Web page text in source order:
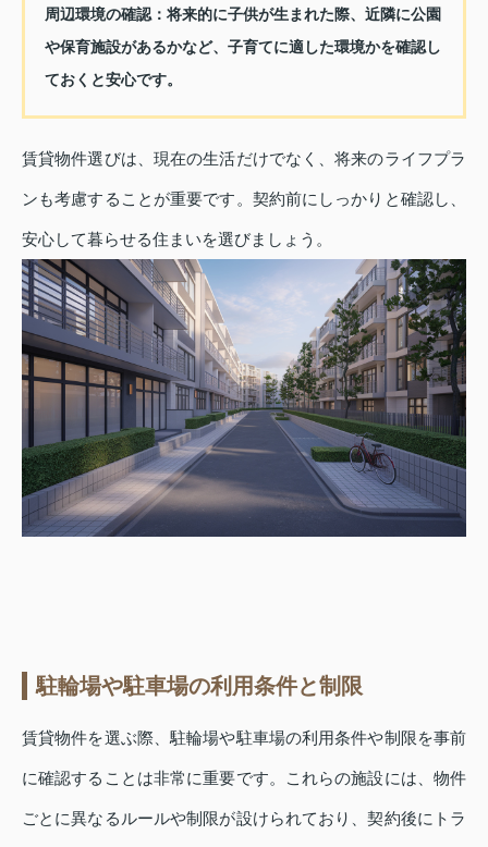
周辺環境の確認： 将来的に子供が生まれた際、近隣に公園
や保育施設があるかなど、子育てに適した環境かを確認し
ておくと安心です。
賃貸物件選びは、現在の生活だけでなく、将来のライフプラ
ンも考慮することが重要です。契約前にしっかりと確認し、
安心して暮らせる住まいを選びましょう。
駐輪場や駐車場の利用条件と制限
賃貸物件を選ぶ際、駐輪場や駐車場の利用条件や制限を事前
に確認することは非常に重要です。これらの施設には、物件
ごとに異なるルールや制限が設けられており、契約後にトラ